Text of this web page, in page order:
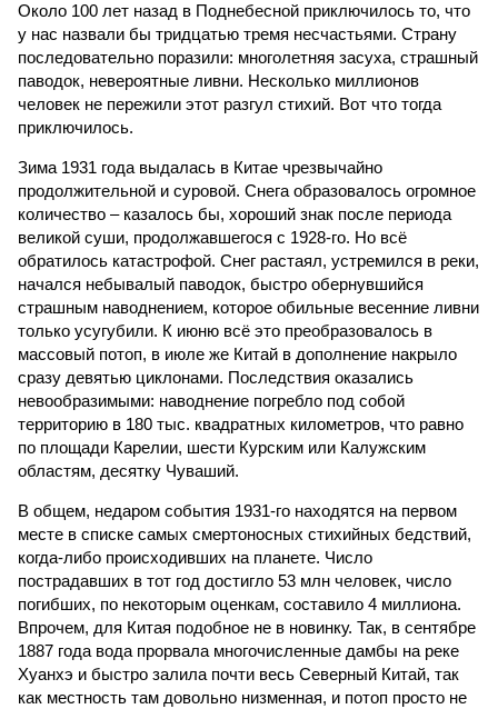
Около 100 лет назад в Поднебесной приключилось то, что
у нас назвали бы тридцатью тремя несчастьями. Страну
последовательно поразили: многолетняя засуха, страшный
паводок, невероятные ливни. Несколько миллионов
человек не пережили этот разгул стихий. Вот что тогда
приключилось.
Зима 1931 года выдалась в Китае чрезвычайно
продолжительной и суровой. Снега образовалось огромное
количество – казалось бы, хороший знак после периода
великой суши, продолжавшегося с 1928-го. Но всё
обратилось катастрофой. Снег растаял, устремился в реки,
начался небывалый паводок, быстро обернувшийся
страшным наводнением, которое обильные весенние ливни
только усугубили. К июню всё это преобразовалось в
массовый потоп, в июле же Китай в дополнение накрыло
сразу девятью циклонами. Последствия оказались
невообразимыми: наводнение погребло под собой
территорию в 180 тыс. квадратных километров, что равно
по площади Карелии, шести Курским или Калужским
областям, десятку Чуваший.
В общем, недаром события 1931-го находятся на первом
месте в списке самых смертоносных стихийных бедствий,
когда-либо происходивших на планете. Число
пострадавших в тот год достигло 53 млн человек, число
погибших, по некоторым оценкам, составило 4 миллиона.
Впрочем, для Китая подобное не в новинку. Так, в сентябре
1887 года вода прорвала многочисленные дамбы на реке
Хуанхэ и быстро залила почти весь Северный Китай, так
как местность там довольно низменная, и потоп просто не